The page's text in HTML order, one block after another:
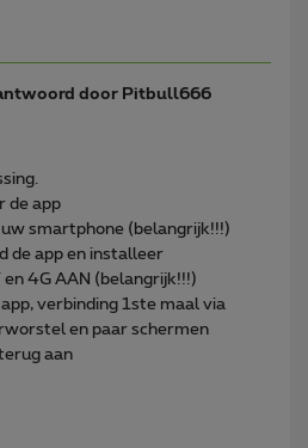
door Pitbull666
de app
smartphone (belangrijk!!!)
de app en installeer
en 4G AAN (belangrijk!!!)
app, verbinding 1ste maal via
en paar schermen
aan